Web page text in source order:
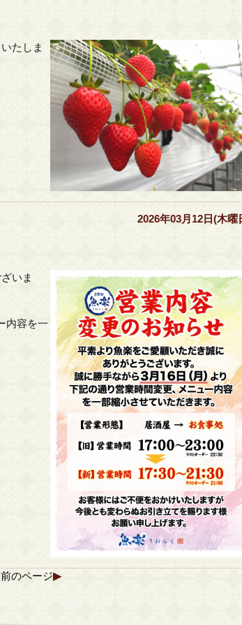
たしま
2026年03月12日(木曜
いま
内容を一
前のページ▶